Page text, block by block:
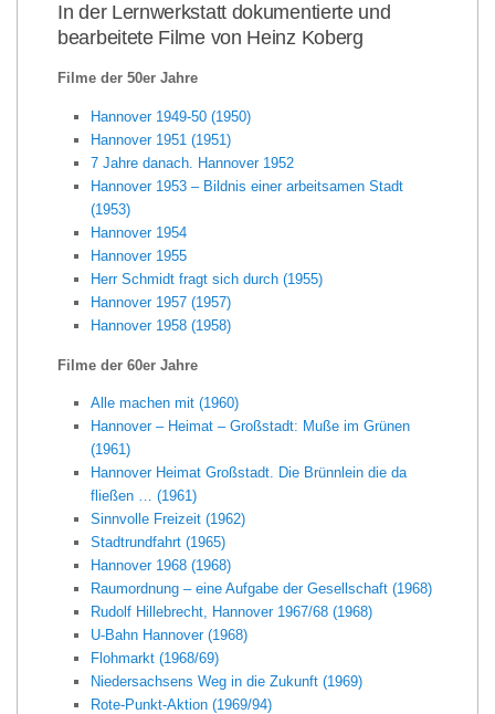
In der Lernwerkstatt dokumentierte und
bearbeitete Filme von Heinz Koberg
Filme der 50er Jahre
Hannover 1949-50 (1950)
Hannover 1951 (1951)
7 Jahre danach. Hannover 1952
Hannover 1953 – Bildnis einer arbeitsamen Stadt
(1953)
Hannover 1954
Hannover 1955
Herr Schmidt fragt sich durch (1955)
Hannover 1957 (1957)
Hannover 1958 (1958)
Filme der 60er Jahre
Alle machen mit (1960)
Hannover – Heimat – Großstadt: Muße im Grünen
(1961)
Hannover Heimat Großstadt. Die Brünnlein die da
fließen … (1961)
Sinnvolle Freizeit (1962)
Stadtrundfahrt (1965)
Hannover 1968 (1968)
Raumordnung – eine Aufgabe der Gesellschaft (1968)
Rudolf Hillebrecht, Hannover 1967/68 (1968)
U-Bahn Hannover (1968)
Flohmarkt (1968/69)
Niedersachsens Weg in die Zukunft (1969)
Rote-Punkt-Aktion (1969/94)